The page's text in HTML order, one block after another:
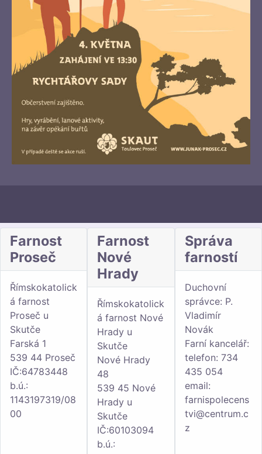
Farnost
Proseč
Římskokatolick
á farnost
Proseč u
Skutče
Farská 1
539 44 Proseč
IČ:64783448
b.ú.:
1143197319/08
00
Farnost
Nové
Hrady
Římskokatolick
á farnost Nové
Hrady u
Skutče
Nové Hrady
48
539 45 Nové
Hrady u
Skutče
IČ:60103094
b.ú.:
Správa
farností
Duchovní
správce: P.
Vladimír
Novák
Farní kancelář:
telefon: 734
435 054
email:
farnispolecens
tvi@centrum.c
z